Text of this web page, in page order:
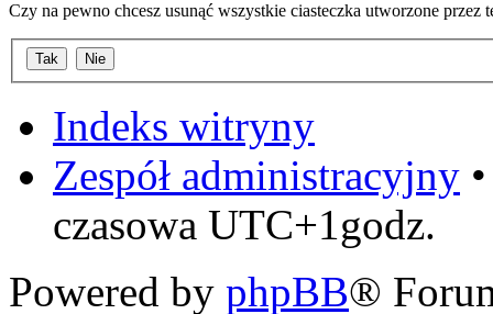
Czy na pewno chcesz usunąć wszystkie ciasteczka utworzone przez
Indeks witryny
Zespół administracyjny
czasowa UTC+1godz.
Powered by phpBB®